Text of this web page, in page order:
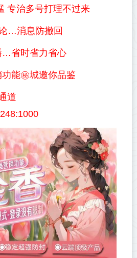
治多号打理不过来
消息防撤回
时省力省心
能㊙️城邀你品鉴
道